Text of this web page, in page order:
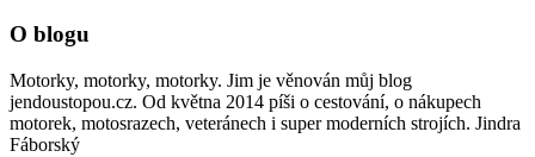
O blogu
Motorky, motorky, motorky. Jim je věnován můj blog
jendoustopou.cz. Od května 2014 píši o cestování, o nákupech
motorek, motosrazech, veteránech i super moderních strojích. Jindra
Fáborský